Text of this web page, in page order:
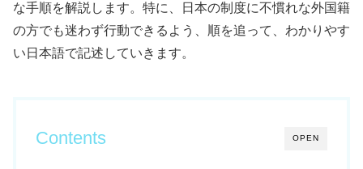
な手順を解説します。特に、日本の制度に不慣れな外国籍
の方でも迷わず行動できるよう、順を追って、わかりやす
い日本語で記述していきます。
OPEN
Contents